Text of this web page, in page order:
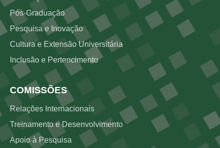
Pós-Graduação
Pesquisa e Inovação
Cultura e Extensão Universitária
Inclusão e Pertencimento
COMISSÕES
Relações Internacionais
Treinamento e Desenvolvimento
Apoio à Pesquisa